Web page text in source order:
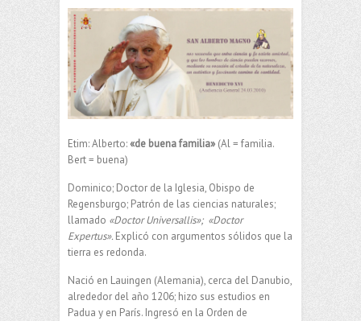
Etim: Alberto:«de buena familia» (Al = familia.
Bert = buena)
Dominico; Doctor de la Iglesia, Obispo de
Regensburgo; Patrón de las ciencias naturales;
llamado «Doctor Universallis»; «Doctor
Expertus».Explicó con argumentos sólidos que la
tierra es redonda.
Nació en Lauingen (Alemania), cerca del Danubio,
alrededor del año 1206; hizo sus estudios en
Padua y en París. Ingresó en la Orden de